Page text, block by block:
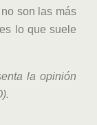
son las más
lo que suele
la opinión